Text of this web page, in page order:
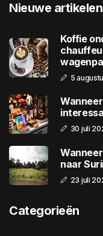
Nieuwe artikelen
Koffie
5
30 juli
naar
23 juli
Categorieën